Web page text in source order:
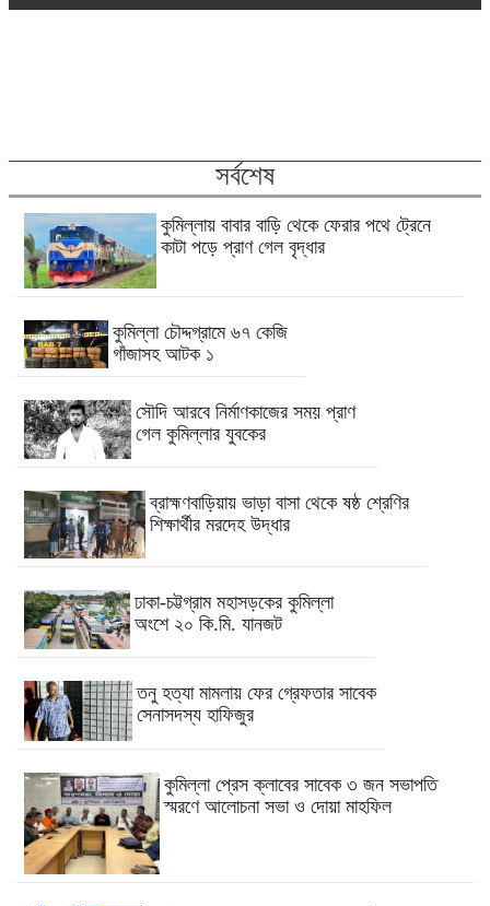
সর্বশেষ
কুমিল্লায় বাবার বাড়ি থেকে ফেরার পথে ট্রেনে
কাটা পড়ে প্রাণ গেল বৃদ্ধার
কুমিল্লা চৌদ্দগ্রামে ৬৭ কেজি
গাঁজাসহ আটক ১
সৌদি আরবে নির্মাণকাজের সময় প্রাণ
গেল কুমিল্লার যুবকের
ব্রাহ্মণবাড়িয়ায় ভাড়া বাসা থেকে ষষ্ঠ শ্রেণির
শিক্ষার্থীর মরদেহ উদ্ধার
ঢাকা-চট্টগ্রাম মহাসড়কের কুমিল্লা
অংশে ২০ কি.মি. যানজট
তনু হত্যা মামলায় ফের গ্রেফতার সাবেক
সেনাসদস্য হাফিজুর
কুমিল্লা প্রেস ক্লাবের সাবেক ৩ জন সভাপতি
স্মরণে আলোচনা সভা ও দোয়া মাহফিল